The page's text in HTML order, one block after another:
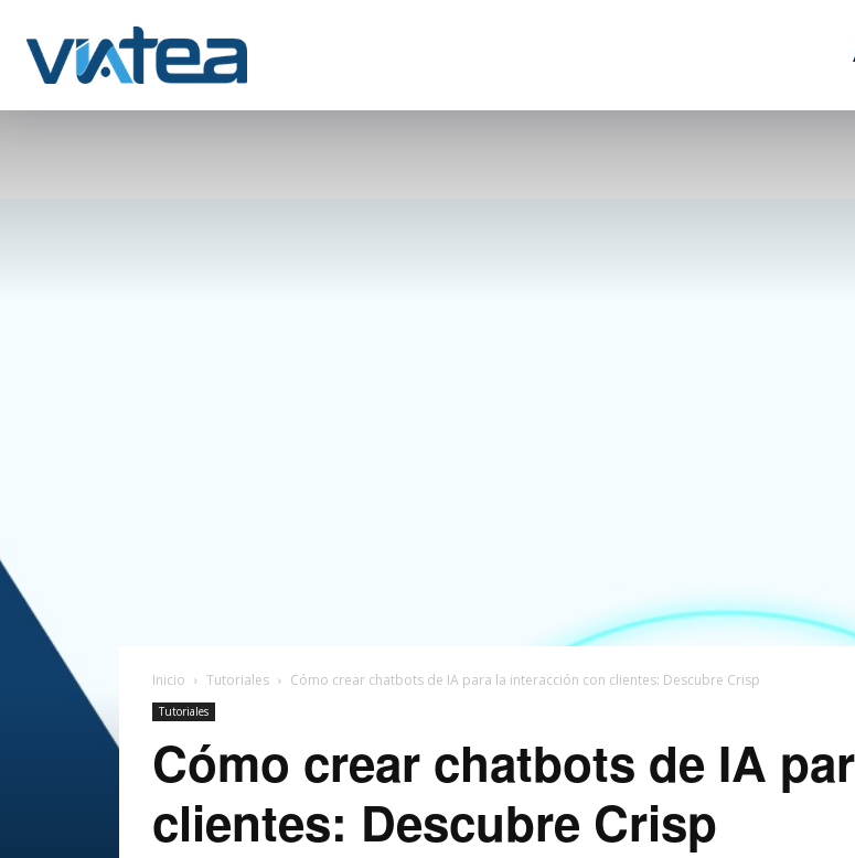
Inicio Tutoriales Cómo crear chatbots de IA para la interacción con clientes: Descubre Crisp
Tutoriales
Cómo crear chatbots de IA
clientes: Descubre Crisp